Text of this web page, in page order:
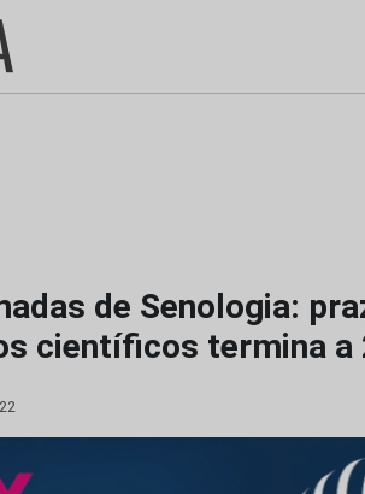
de Senologia:
científicos termina a